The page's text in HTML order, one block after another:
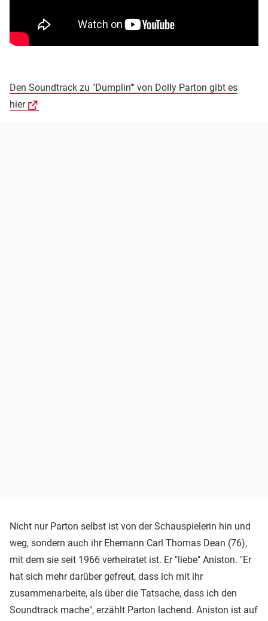
Den Soundtrack zu "Dumplin'" von Dolly Parton gibt es
hier
Nicht nur Parton selbst ist von der Schauspielerin hin und
weg, sondern auch ihr Ehemann Carl Thomas Dean (76),
mit dem sie seit 1966 verheiratet ist. Er "liebe" Aniston. "Er
hat sich mehr darüber gefreut, dass ich mit ihr
zusammenarbeite, als über die Tatsache, dass ich den
Soundtrack mache", erzählt Parton lachend. Aniston ist auf